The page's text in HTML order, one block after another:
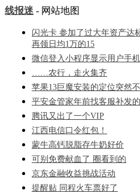
线报迷 - 网站地图
闪光卡 参加了过大年资产达
再领日均1万的15
微信登入小程序显示用户手
……农行，走火集齐
苹果13巨魔安装的定位突然
平安金管家年前找客服补发
腾讯又出了一个VIP
江西电信口令红包！
蒙牛高钙脱脂存牛奶好价
可别免费献血了 圈看到的
京东金融收益挑战活动
提醒贴 同程火车票好了